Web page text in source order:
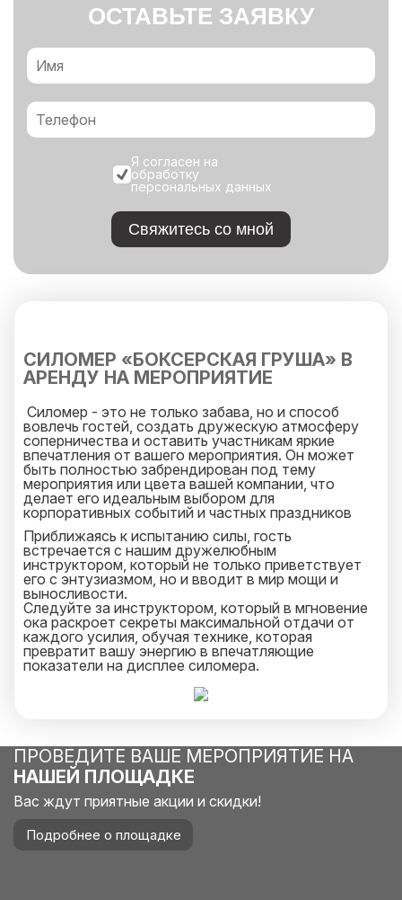
ОСТАВЬТЕ ЗАЯВКУ
Я согласен на
обработку
персональных данных
Свяжитесь со мной
СИЛОМЕР «БОКСЕРСКАЯ ГРУША» В
АРЕНДУ НА МЕРОПРИЯТИЕ
Силомер - это не только забава, но и способ
вовлечь гостей, создать дружескую атмосферу
соперничества и оставить участникам яркие
впечатления от вашего мероприятия. Он может
быть полностью забрендирован под тему
мероприятия или цвета вашей компании, что
делает его идеальным выбором для
корпоративных событий и частных праздников
Приближаясь к испытанию силы, гость
встречается с нашим дружелюбным
инструктором, который не только приветствует
его с энтузиазмом, но и вводит в мир мощи и
выносливости.
Следуйте за инструктором, который в мгновение
ока раскроет секреты максимальной отдачи от
каждого усилия, обучая технике, которая
превратит вашу энергию в впечатляющие
показатели на дисплее силомера.
действовать! Гость испытывает свою силу,
рекорд.
ПРОВЕДИТЕ ВАШЕ МЕРОПРИЯТИЕ НА
НАШЕЙ ПЛОЩАДКЕ
Вас ждут приятные акции и скидки!
Подробнее о площадке